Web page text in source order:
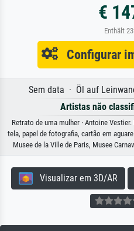
€
Enthält
Configurar
Sem data · Öl auf
Artistas não
Retrato de uma mulher · Antoine
tela, papel de fotografia, cartão em
Musee de la Ville de Paris, Musee
Visualizar em 3D/AR